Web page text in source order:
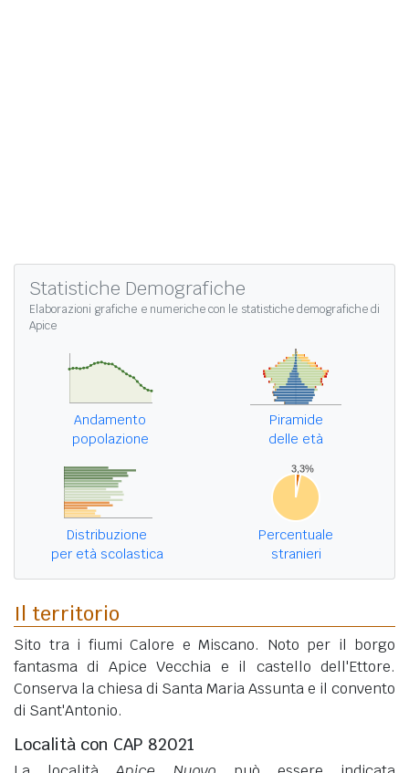
Statistiche Demografiche
Elaborazioni grafiche e numeriche con le statistiche demografiche di
Apice
Andamento
popolazione
Piramide
delle età
Distribuzione
per età scolastica
Percentuale
stranieri
Il territorio
Sito tra i fiumi Calore e Miscano. Noto per il borgo
fantasma di Apice Vecchia e il castello dell'Ettore.
Conserva la chiesa di Santa Maria Assunta e il convento
di Sant'Antonio.
Località con CAP 82021